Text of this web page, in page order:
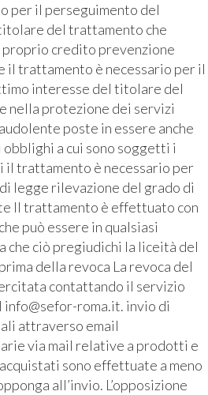
per il perseguimento del
del trattamento che
credito prevenzione
il trattamento è necessario per il
interesse del titolare del
nella protezione dei servizi
poste in essere anche
a cui sono soggetti i
trattamento è necessario per
legge rilevazione del grado di
Il trattamento è effettuato con
può essere in qualsiasi
che ciò pregiudichi la liceità del
della revoca La revoca del
contattando il servizio
roma.it. invio di
attraverso email
via mail relative a prodotti e
sono effettuate a meno
all’invio. L’opposizione